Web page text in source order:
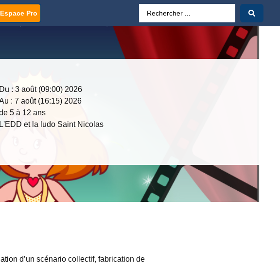
Espace Pro
Du : 3 août (09:00) 2026
: 7 août (16:15) 2026
5 à 12 ans
L'EDD et la ludo Saint Nicolas
d’un scénario collectif, fabrication de